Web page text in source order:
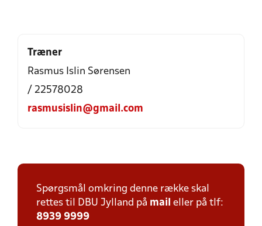
Træner
Rasmus Islin Sørensen
/ 22578028
rasmusislin@gmail.com
Spørgsmål omkring denne række skal
rettes til DBU Jylland på mail eller på tlf:
8939 9999